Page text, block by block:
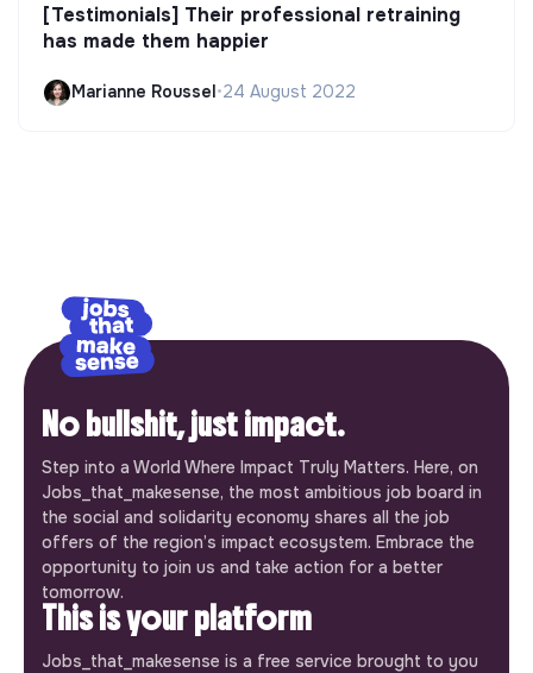
[Testimonials] Their professional retraining
has made them happier
Marianne Roussel •24 August 2022
No bullshit, just impact.
Step into a World Where Impact Truly Matters. Here, on
Jobs_that_makesense, the most ambitious job board in
the social and solidarity economy shares all the job
offers of the region’s impact ecosystem. Embrace the
opportunity to join us and take action for a better
tomorrow.
This is your platform
Jobs_that_makesense is a free service brought to you